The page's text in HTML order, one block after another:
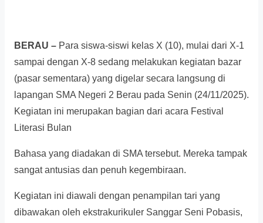
BERAU – Para siswa-siswi kelas X (10), mulai dari X-1
sampai dengan X-8 sedang melakukan kegiatan bazar
(pasar sementara) yang digelar secara langsung di
lapangan SMA Negeri 2 Berau pada Senin (24/11/2025).
Kegiatan ini merupakan bagian dari acara Festival
Literasi Bulan
Bahasa yang diadakan di SMA tersebut. Mereka tampak
sangat antusias dan penuh kegembiraan.
Kegiatan ini diawali dengan penampilan tari yang
dibawakan oleh ekstrakurikuler Sanggar Seni Pobasis,